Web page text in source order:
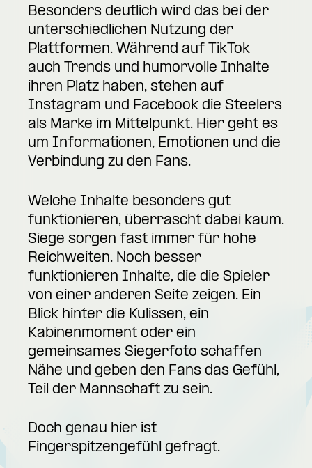
Besonders deutlich wird das bei der
unterschiedlichen Nutzung der
Plattformen. Während auf TikTok
auch Trends und humorvolle Inhalte
ihren Platz haben, stehen auf
Instagram und Facebook die Steelers
als Marke im Mittelpunkt. Hier geht es
um Informationen, Emotionen und die
Verbindung zu den Fans.
Welche Inhalte besonders gut
funktionieren, überrascht dabei kaum.
Siege sorgen fast immer für hohe
Reichweiten. Noch besser
funktionieren Inhalte, die die Spieler
von einer anderen Seite zeigen. Ein
Blick hinter die Kulissen, ein
Kabinenmoment oder ein
gemeinsames Siegerfoto schaffen
Nähe und geben den Fans das Gefühl,
Teil der Mannschaft zu sein.
Doch genau hier ist
Fingerspitzengefühl gefragt.